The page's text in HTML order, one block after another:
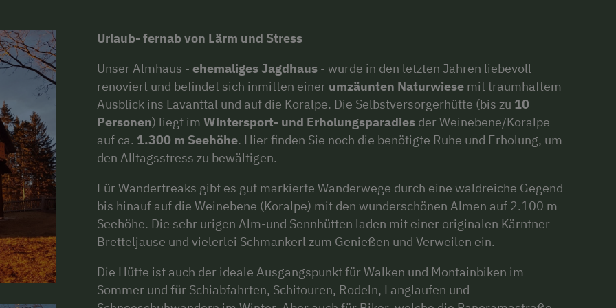
Urlaub- fernab von Lärm und Stress
Unser Almhaus - ehemaliges Jagdhaus - wurde in den letzten Jahren liebevoll
renoviert und befindet sich inmitten einer umzäunten Naturwiese mit traumhaftem
Ausblick ins Lavanttal und auf die Koralpe. Die Selbstversorgerhütte (bis zu 10
Personen) liegt im Wintersport- und Erholungsparadies der Weinebene/Koralpe
auf ca. 1.300 m Seehöhe. Hier finden Sie noch die benötigte Ruhe und Erholung, um
den Alltagsstress zu bewältigen.
Für Wanderfreaks gibt es gut markierte Wanderwege durch eine waldreiche Gegend
bis hinauf auf die Weinebene (Koralpe) mit den wunderschönen Almen auf 2.100 m
Seehöhe. Die sehr urigen Alm-und Sennhütten laden mit einer originalen Kärntner
Bretteljause und vielerlei Schmankerl zum Genießen und Verweilen ein.
Die Hütte ist auch der ideale Ausgangspunkt für Walken und Montainbiken im
Sommer und für Schiabfahrten, Schitouren, Rodeln, Langlaufen und